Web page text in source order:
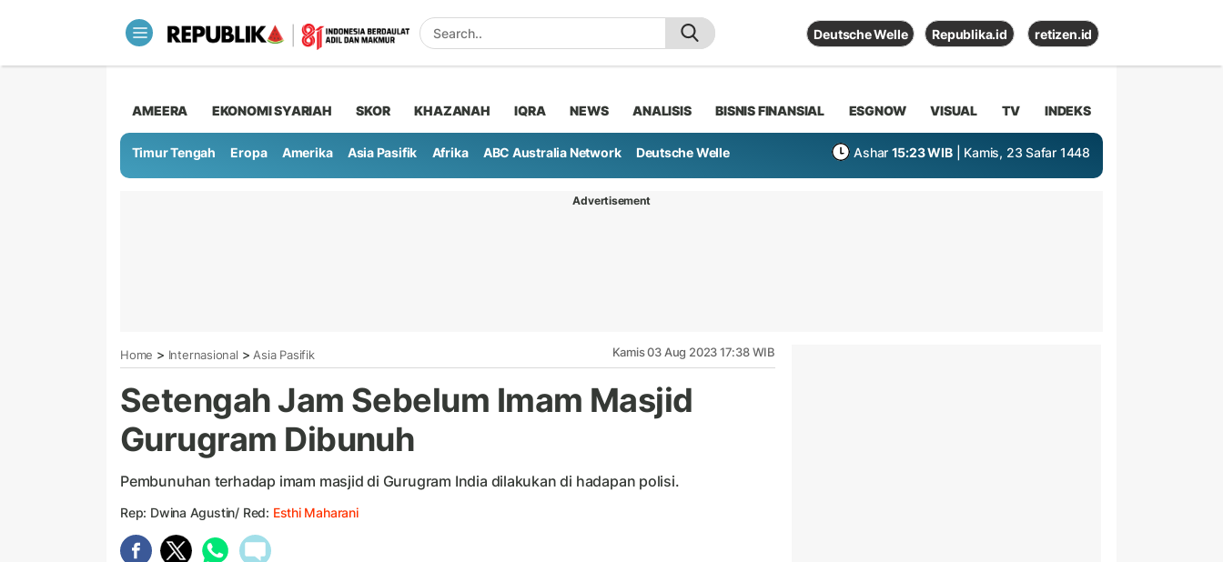
Deutsche Welle Republika.id retizen.id
AMEERA EKONOMI SYARIAH SKOR KHAZANAH IQRA NEWS ANALISIS BISNIS FINANSIAL ESGNOW VISUAL TV INDEKS
Timur Tengah Eropa Amerika Asia Pasifik Afrika ABC Australia Network Deutsche Welle Ashar 15:23 WIB | Kamis, 23 Safar 1448
Advertisement
Home > Internasional > Asia Pasifik Kamis 03 Aug 2023 17:38 WIB
Setengah Jam Sebelum Imam Masjid
Gurugram Dibunuh
Pembunuhan terhadap imam masjid di Gurugram India dilakukan di hadapan polisi.
Rep: Dwina Agustin/ Red: Esthi Maharani